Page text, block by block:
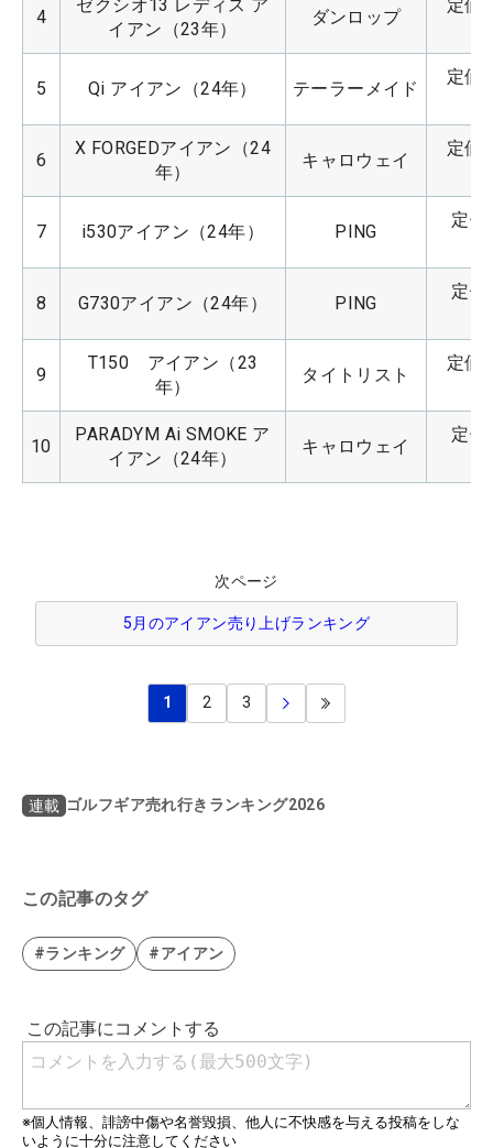
4
ゼクシオ13 レディス ア
イアン（23年）
ダンロップ
定価
5 Qi アイアン（24年） テーラーメイド
定価
6
X FORGEDアイアン（24
年）
キャロウェイ
定価
7 i530アイアン（24年） PING
定価
8 G730アイアン（24年） PING
定価
9
T150　アイアン（23
年）
タイトリスト
定価
10
PARADYM Ai SMOKE ア
イアン（24年）
キャロウェイ
定価
次ページ
5月のアイアン売り上げランキング
1 2 3
連載 ゴルフギア売れ行きランキング2026
この記事のタグ
#ランキング #アイアン